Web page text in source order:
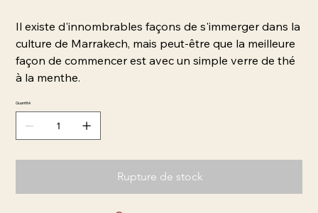
Il existe d'innombrables façons de s'immerger dans la
culture de Marrakech, mais peut-être que la meilleure
façon de commencer est avec un simple verre de thé
à la menthe.
Quantité
Rupture de stock